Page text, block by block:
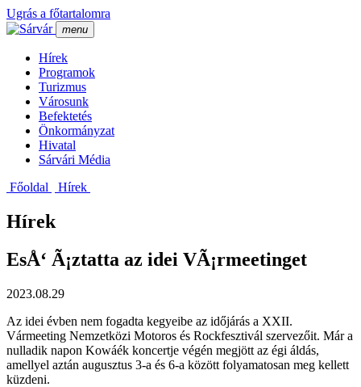
Ugrás a főtartalomra
menu
Hí­rek
Programok
Turizmus
Városunk
Befektetés
Önkormányzat
Hivatal
Sárvári Média
Főoldal
Hí­rek
Hírek
EsÅ‘ Ã¡ztatta az idei VÃ¡rmeetinget
2023.08.29
Az idei évben nem fogadta kegyeibe az időjárás a XXII.
Vármeeting Nemzetközi Motoros és Rockfesztivál szervezőit. Már a
nulladik napon Kowáék koncertje végén megjött az égi áldás,
amellyel aztán augusztus 3-a és 6-a között folyamatosan meg kellett
küzdeni.